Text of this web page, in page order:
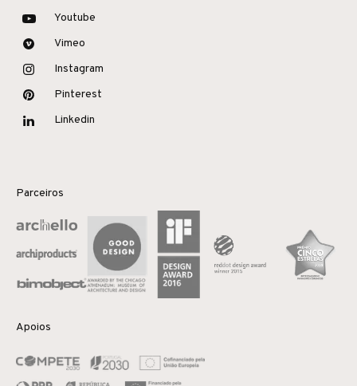
Youtube
Vimeo
Instagram
Pinterest
Linkedin
Parceiros
Apoios